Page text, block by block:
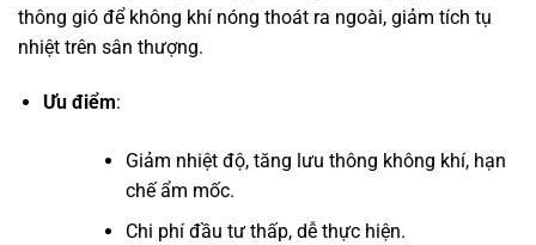
thông gió để không khí nóng thoát ra ngoài, giảm tích tụ
nhiệt trên sân thượng.
Ưu điểm:
Giảm nhiệt độ, tăng lưu thông không khí, hạn
chế ẩm mốc.
Chi phí đầu tư thấp, dễ thực hiện.